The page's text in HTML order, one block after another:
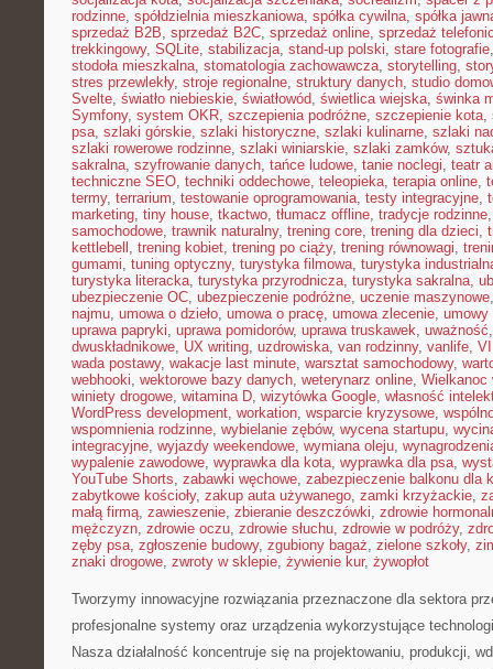
rodzinne, spółdzielnia mieszkaniowa, spółka cywilna, spółka
sprzedaż B2B, sprzedaż B2C, sprzedaż online, sprzedaż
trekkingowy, SQLite, stabilizacja, stand-up polski, stare fotografie
stodoła mieszkalna, stomatologia zachowawcza, storytelling,
stres przewlekły, stroje regionalne, struktury danych, studio
Svelte, światło niebieskie, światłowód, świetlica wiejska, świnka
Symfony, system OKR, szczepienia podróżne, szczepienie kota,
psa, szlaki górskie, szlaki historyczne, szlaki kulinarne, szlaki
szlaki rowerowe rodzinne, szlaki winiarskie, szlaki zamków,
sakralna, szyfrowanie danych, tańce ludowe, tanie noclegi, teatr
techniczne SEO, techniki oddechowe, teleopieka, terapia online,
termy, terrarium, testowanie oprogramowania, testy integracyjne,
marketing, tiny house, tkactwo, tłumacz offline, tradycje rodzinne
samochodowe, trawnik naturalny, trening core, trening dla dzieci,
kettlebell , trening kobiet, trening po ciąży, trening równowagi,
gumami, tuning optyczny, turystyka filmowa, turystyka
turystyka literacka, turystyka przyrodnicza, turystyka sakralna,
ubezpieczenie OC, ubezpieczenie podróżne, uczenie maszynowe
najmu, umowa o dzieło, umowa o pracę, umowa zlecenie, umowy
uprawa papryki, uprawa pomidorów, uprawa truskawek, uważność
dwuskładnikowe, UX writing, uzdrowiska, van rodzinny, vanlife,
wada postawy, wakacje last minute, warsztat samochodowy,
webhooki, wektorowe bazy danych, weterynarz online, Wielkanoc
winiety drogowe, witamina D, wizytówka Google, własność
WordPress development, workation, wsparcie kryzysowe,
wspomnienia rodzinne, wybielanie zębów, wycena startupu,
integracyjne, wyjazdy weekendowe, wymiana oleju,
wypalenie zawodowe, wyprawka dla kota, wyprawka dla psa,
YouTube Shorts, zabawki węchowe, zabezpieczenie balkonu dla
zabytkowe kościoły, zakup auta używanego, zamki krzyżackie,
małą firmą, zawieszenie, zbieranie deszczówki, zdrowie
mężczyzn, zdrowie oczu, zdrowie słuchu, zdrowie w podróży,
zęby psa, zgłoszenie budowy, zgubiony bagaż, zielone szkoły,
znaki drogowe, zwroty w sklepie, żywienie kur, żywopłot
Tworzymy innowacyjne rozwiązania przeznaczone dla sektora
profesjonalne systemy oraz urządzenia wykorzystujące
Nasza działalność koncentruje się na projektowaniu, produkcji,